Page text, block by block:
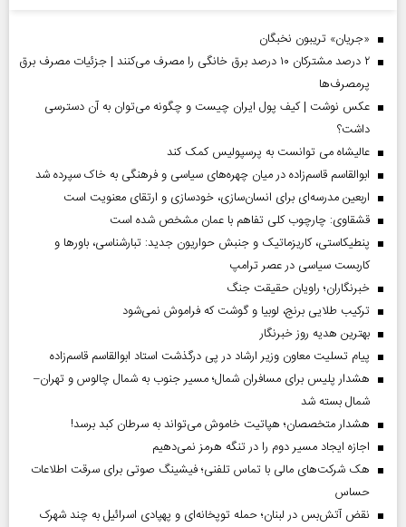
«جریان» تریبون نخبگان
۲ درصد مشترکان ۱۰ درصد برق خانگی را مصرف می‌کنند | جزئیات مصرف برق
پرمصرف‌ها
عکس نوشت | کیف پول ایران چیست و چگونه می‌توان به آن دسترسی
داشت؟
عالیشاه می توانست به پرسپولیس کمک کند
ابوالقاسم قاسم‌زاده در میان چهره‌های سیاسی و فرهنگی به خاک سپرده شد
اربعین مدرسه‌ای برای انسان‌سازی، خودسازی و ارتقای معنویت است
قشقاوی: چارچوب کلی تفاهم با عمان مشخص شده است
پنطیکاستی، کاریزماتیک و جنبش حواریون جدید: تبارشناسی، باور‌ها و
کاربست سیاسی در عصر ترامپ
خبرنگاران؛ راویان حقیقت جنگ
ترکیب طلایی برنج، لوبیا و گوشت که فراموش نمی‌شود
بهترین هدیه روز خبرنگار
پیام تسلیت معاون وزیر ارشاد در پی درگذشت استاد ابوالقاسم قاسم‌زاده
هشدار پلیس برای مسافران شمال؛ مسیر جنوب به شمال چالوس و تهران–
شمال بسته شد
هشدار متخصصان؛ هپاتیت خاموش می‌تواند به سرطان کبد برسد!
اجازه ایجاد مسیر دوم را در تنگه هرمز نمی‌دهیم
هک شرکت‌های مالی با تماس تلفنی؛ فیشینگ صوتی برای سرقت اطلاعات
حساس
نقض آتش‌بس در لبنان؛ حمله توپخانه‌ای و پهپادی اسرائیل به چند شهرک